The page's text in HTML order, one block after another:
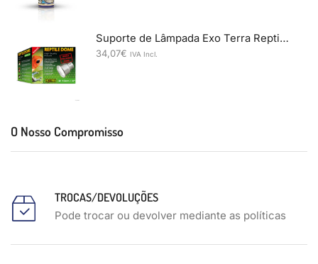
Suporte de Lâmpada Exo Terra Reptile Dome Nano 10 cm
34,07€ IVA Incl.
O Nosso Compromisso
TROCAS/DEVOLUÇÕES
Pode trocar ou devolver mediante as políticas